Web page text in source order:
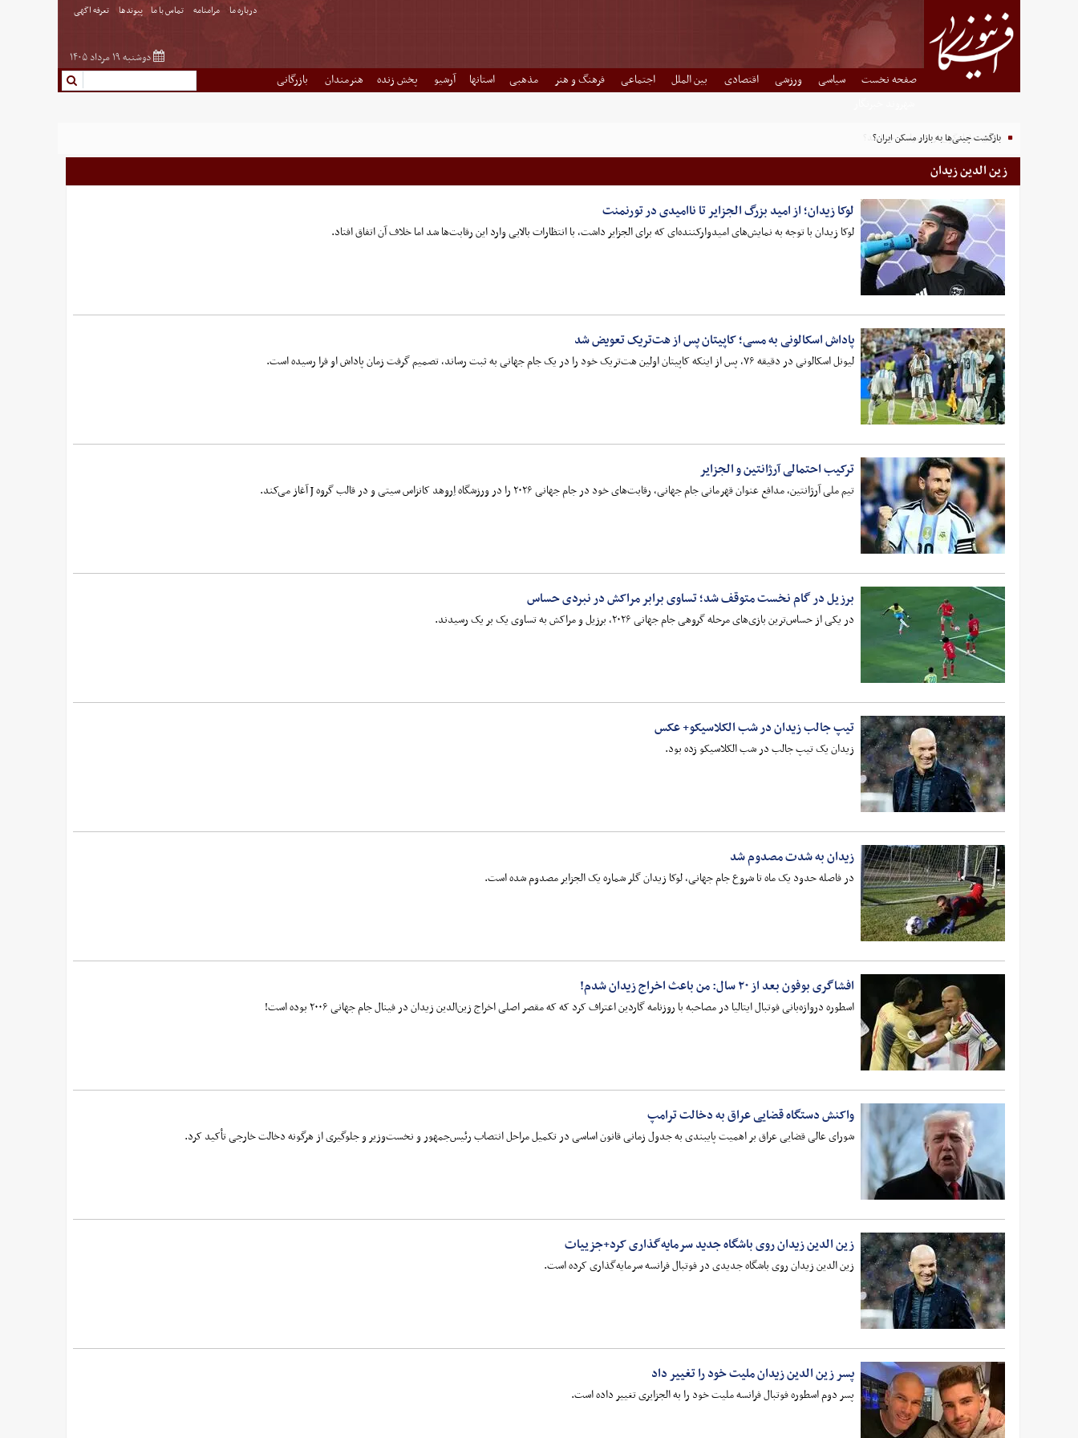
درباره ما مرامنامه تماس با ما پیوندها تعرفه اگهی
دوشنبه ۱۹ مرداد ۱۴۰۵
صفحه نخست سیاسی ورزشی اقتصادی بین الملل اجتماعی فرهنگ و هنر مذهبی استانها آرشیو پخش زنده هنرمندان
بازرگانی
بازگشت چینی‌ها به بازار مسکن ایران؟
زین الدین زیدان
لوکا زیدان؛ از امید بزرگ الجزایر تا ناامیدی در تورنمنت
لوکا زیدان با توجه به نمایش‌های امیدوارکننده‌ای که برای الجزایر داشت، با انتظارات بالایی وارد این رقابت‌ها شد اما خلاف آن اتفاق افتاد.
پاداش اسکالونی به مسی؛ کاپیتان پس از هت‌تریک تعویض شد
لیونل اسکالونی در دقیقه ۷۶، پس از اینکه کاپیتان اولین هت‌تریک خود را در یک جام جهانی به ثبت رساند، تصمیم گرفت زمان پاداش او فرا رسیده است.
ترکیب احتمالی آرژانتین و الجزایر
تیم ملی آرژانتین، مدافع عنوان قهرمانی جام جهانی، رقابت‌های خود در جام جهانی ۲۰۲۶ را در ورزشگاه اِروهد کانزاس سیتی و در قالب گروه J آغاز می‌کند.
برزیل در گام نخست متوقف شد؛ تساوی برابر مراکش در نبردی حساس
در یکی از حساس‌ترین بازی‌های مرحله گروهی جام جهانی ۲۰۲۶، برزیل و مراکش به تساوی یک بر یک رسیدند.
تیپ جالب زیدان در شب الکلاسیکو+ عکس
زیدان یک تیپ جالب در شب الکلاسیکو زده بود.
زیدان به شدت مصدوم شد
در فاصله حدود یک ماه تا شروع جام جهانی، لوکا زیدان گلر شماره یک الجزایر مصدوم شده است.
افشاگری بوفون بعد از ۲۰ سال: من باعث اخراج زیدان شدم!
اسطوره دروازه‌بانی فوتبال ایتالیا در مصاحبه‌ با روزنامه گاردین اعتراف کرد که که مقصر اصلی اخراج زین‌الدین زیدان در فینال جام جهانی ۲۰۰۶ بوده است!
واکنش دستگاه قضایی عراق به دخالت ترامپ
شورای عالی قضایی عراق بر اهمیت پایبندی به جدول زمانی قانون اساسی در تکمیل مراحل انتصاب رئیس‌جمهور و نخست‌وزیر و جلوگیری از هرگونه دخالت خارجی تأکید کرد.
زین الدین زیدان روی باشگاه جدید سرمایه‌گذاری کرد+جزییات
زین الدین زیدان روی باشگاه جدیدی در فوتبال فرانسه سرمایه‌گذاری کرده است.
پسر زین الدین زیدان ملیت خود را تغییر داد
پسر دوم اسطوره فوتبال فرانسه ملیت خود را به الجزایری تغییر داده است.